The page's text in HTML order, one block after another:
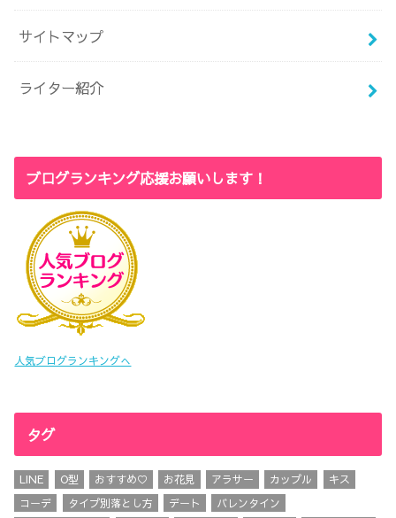
サイトマップ
ライター紹介
ブログランキング応援お願いします！
人気ブログランキングへ
タグ
LINE O型 おすすめ♡ お花見 アラサー カップル
キス
コーデ
タイプ別落とし方 デート
バレンタイン